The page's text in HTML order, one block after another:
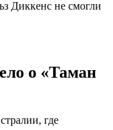
Диккенс не смогли
о «Таман
где